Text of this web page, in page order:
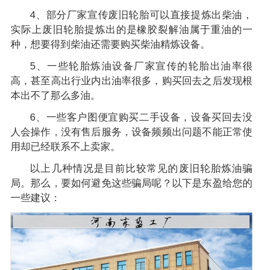
4、部分厂家宣传废旧轮胎可以直接提炼出柴油，
实际上废旧轮胎提炼出的是橡胶裂解油属于重油的一
种，想要得到柴油还需要购买柴油精炼设备。
5、一些轮胎炼油设备厂家宣传的轮胎出油率很
高，甚至高出行业内出油率很多，购买回去之后发现根
本出不了那么多油。
6、一些客户图便宜购买二手设备，设备买回去没
人会操作，没有售后服务，设备频频出问题不能正常使
用却已经联系不上卖家。
以上几种情况是目前比较常见的废旧轮胎炼油骗
局。那么，要如何避免这些骗局呢？以下是东盈给您的
一些建议：